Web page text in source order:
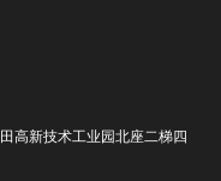
高新技术工业园北座二梯四